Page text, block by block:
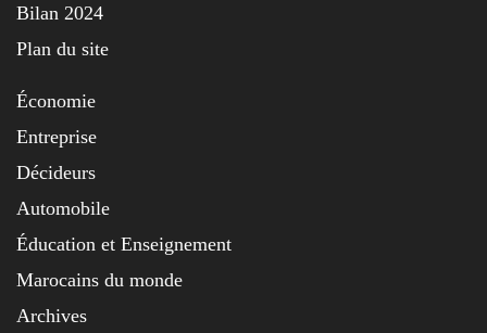
Bilan 2024
Plan du site
Économie
Entreprise
Décideurs
Automobile
Éducation et Enseignement
Marocains du monde
Archives